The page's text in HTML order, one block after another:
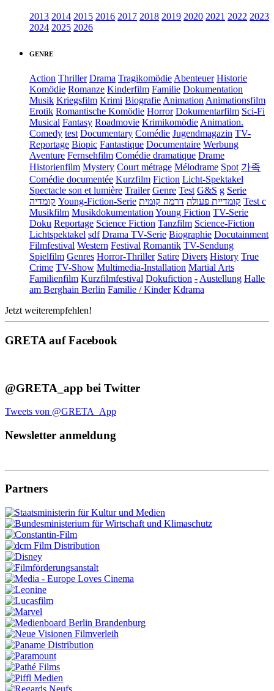
2013 2014 2015 2016 2017 2018 2019 2020 2021 2022 2023
2024 2025 2026
GENRE
Action Thriller Drama TragikomödieAbenteuer Historie
Komödie Romanze Kinderfilm Familie Dokumentation
Musik Kriegsfilm Krimi BiografieAnimationAnimationsfilm
Erotik Romantische Komödie Horror Dokumentarfilm Sci-Fi
Musical Fantasy Roadmovie KrimikomödieAnimation.
Comedy test Documentary Comédie Jugendmagazin TV-
Reportage Biopic Fantastique Documentaire Werbung
Aventure Fernsehfilm Comédie dramatique Drame
Historienfilm Mystery Court métrage Mélodrame Spot 가족
Comédie documentée Kurzfilm Fiction Licht-Spektakel
Spectacle son et lumière Trailer Genre Test G&S g Serie
קומדיה Young-Fiction-Serie קומדיית פעולה דרמה קומית
Test c
Musikfilm MusikdokumentationYoung Fiction TV-Serie
Doku Reportage Science Fiction Tanzfilm Science-Fiction
Lichtspektakel sdf Drama TV-Serie Biographie Docutainment
Filmfestival Western Festival Romantik TV-Sendung
Spielfilm Genres Horror-Thriller Satire Divers History True
Crime TV-Show Multimedia-Installation Martial Arts
Familienfilm Kurzfilmfestival Dokufiction -Austellung Halle
am Berghain Berlin Familie / Kinder Kdrama
Jetzt weiterempfehlen!
GRETA auf Facebook
@GRETA_app bei Twitter
Tweets von @GRETA_App
Newsletter anmeldung
Partners